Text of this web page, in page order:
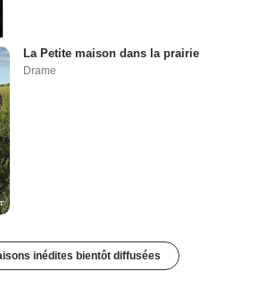
La Petite maison dans la prairie
Drame
inédites bientôt diffusées